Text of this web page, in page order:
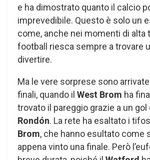
e ha dimostrato quanto il calcio
imprevedibile. Questo è solo un
come, anche nei momenti di alta
football riesca sempre a trovare
divertire.
Ma le vere sorprese sono
finali, quando il West Brom ha
trovato il pareggio grazie a un gol
Rondón. La rete ha esaltato i
Brom, che hanno esultato come
appena vinto una finale. Però